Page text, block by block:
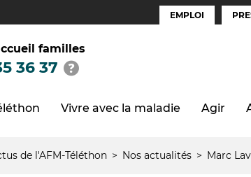
Espaces
EMPLOI
familles
36 37
Vivre avec la maladie Agir
de l'AFM-Téléthon Nos actualités Marc